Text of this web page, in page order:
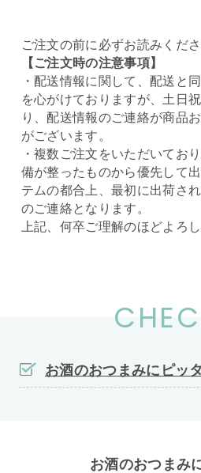
ご注文の前に必ずお読みくだ
【ご注文時の注意事項】
・配送情報に関して、配送と
を心がけておりますが、土日
り、配送情報のご連絡が商品
がございます。
・複数ご注文をいただいてお
備が整ったものから優先して
テムの都合上、最初に出荷さ
のご連絡となります。
上記、何卒ご理解のほどよろ
お酒のおつまみにピッ
お酒のおつまみ